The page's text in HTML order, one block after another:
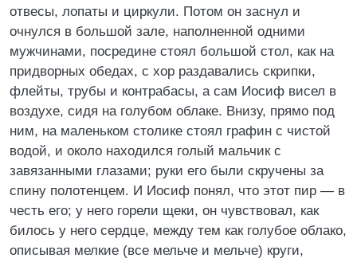
отвесы, лопаты и циркули. Потом он заснул и
очнулся в большой зале, наполненной одними
мужчинами, посредине стоял большой стол, как на
придворных обедах, с хор раздавались скрипки,
флейты, трубы и контрабасы, а сам Иосиф висел в
воздухе, сидя на голубом облаке. Внизу, прямо под
ним, на маленьком столике стоял графин с чистой
водой, и около находился голый мальчик с
завязанными глазами; руки его были скручены за
спину полотенцем. И Иосиф понял, что этот пир — в
честь его; у него горели щеки, он чувствовал, как
билось у него сердце, между тем как голубое облако,
описывая мелкие (все мельче и мельче) круги,